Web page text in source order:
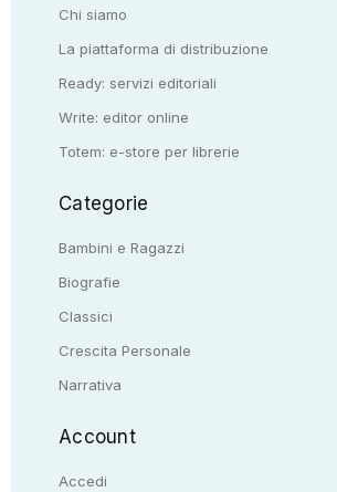
Chi siamo
La piattaforma di distribuzione
Ready: servizi editoriali
Write: editor online
Totem: e-store per librerie
Categorie
Bambini e Ragazzi
Biografie
Classici
Crescita Personale
Narrativa
Account
Accedi